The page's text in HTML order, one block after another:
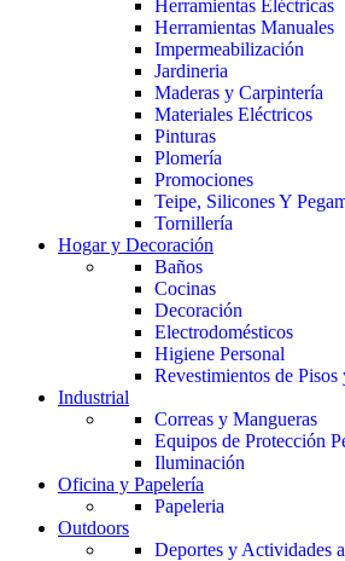
Herramientas Eléctricas
Herramientas Manuales
Impermeabilización
Jardineria
Maderas y Carpintería
Materiales Eléctricos
Pinturas
Plomería
Promociones
Teipe, Silicones Y
Tornillería
Hogar y Decoración
Baños
Cocinas
Decoración
Electrodomésticos
Higiene Personal
Revestimientos de Pisos
Industrial
Correas y Mangueras
Equipos de Protección
Iluminación
Oficina y Papelería
Papeleria
Outdoors
Deportes y Actividades